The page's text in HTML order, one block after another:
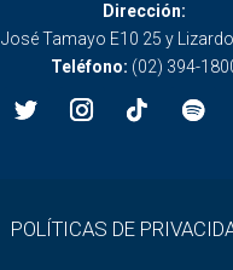
Dirección:
José Tamayo E10 25 y
Teléfono: (02) 394-
POLÍTICAS DE